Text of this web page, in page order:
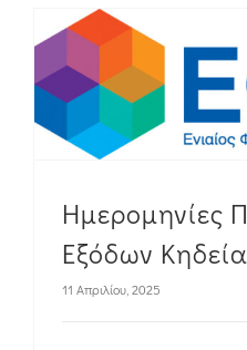
Ημερομηνίες
Εξόδων
11 Απριλίου, 2025